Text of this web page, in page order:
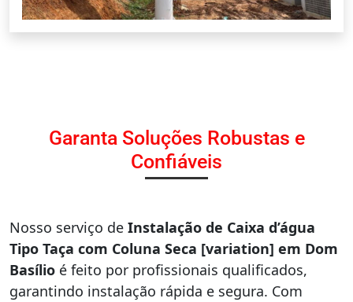
Garanta Soluções Robustas e
Confiáveis
Nosso serviço de Instalação de Caixa d’água
Tipo Taça com Coluna Seca [variation] em Dom
Basílio é feito por profissionais qualificados,
garantindo instalação rápida e segura. Com